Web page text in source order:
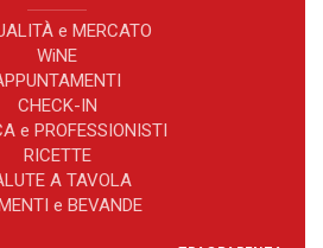
e MERCATO
WiNE
CHECK-IN
e PROFESSIONISTI
RICETTE
A TAVOLA
e BEVANDE